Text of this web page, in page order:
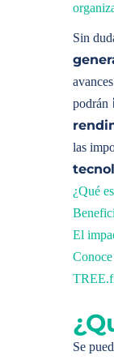
Sin
podrán
las
¿Qué
El
Se